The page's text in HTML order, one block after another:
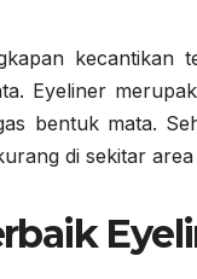
kecantikan
Eyeliner
bentuk mata.
di sekitar